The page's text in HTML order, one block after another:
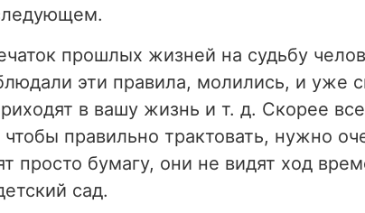
прошлых жизней на судьбу
эти правила, молились, и уже
в вашу жизнь и т. д. Скорее
правильно трактовать, нужно
просто бумагу, они не видят ход
сад.